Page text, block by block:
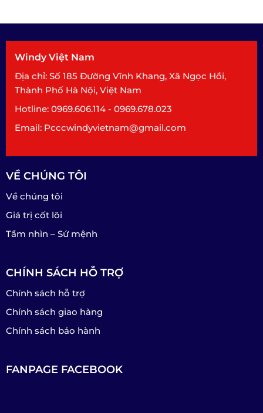
Windy Việt Nam
Địa chỉ: Số 185 Đường Vĩnh Khang, Xã Ngọc Hồi,
Thành Phố Hà Nội, Việt Nam
Hotline: 0969.606.114 - 0969.678.023
Email: Pcccwindyvietnam@gmail.com
VỀ CHÚNG TÔI
Về chúng tôi
Giá trị cốt lõi
Tầm nhìn – Sứ mệnh
CHÍNH SÁCH HỖ TRỢ
Chính sách hỗ trợ
Chính sách giao hàng
Chính sách bảo hành
FANPAGE FACEBOOK